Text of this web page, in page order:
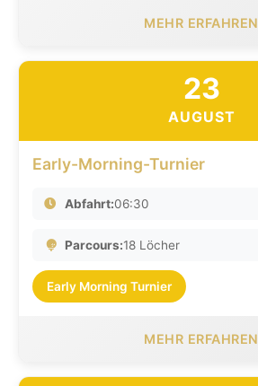
MEHR ERFAHREN
23
AUGUST
Early-Morning-Turnier
Abfahrt:06:30
Parcours:18 Löcher
Early Morning Turnier
MEHR ERFAHREN